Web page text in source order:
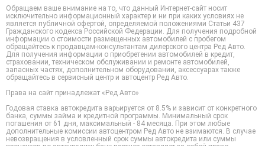
Обращаем ваше внимание на то, что данный Интернет-сайт носит
исключительно информационный характер и ни при каких условиях не
является публичной офертой, определяемой положениями Статьи 437
Гражданского кодекса Российской Федерации. Для получения подробной
информации о стоимости размещенных автомобилей с пробегом
обращайтесь к продавцам-консультантам дилерского центра Ред Авто.
Для получения информации о приобретении автомобилей в кредит,
страховании, техническом обслуживании и ремонте автомобилей,
запасных частях, дополнительном оборудовании, аксессуарах также
обращайтесь в сервисный центр и автоцентр Ред Авто.
Права на сайт принадлежат «Ред Авто»
Годовая ставка автокредита варьируется от 8.5% и зависит от конкретного
банка, суммы займа и кредитной программы. Минимальный срок
погашения от 61 дня, максимальный - 84 месяца. При этом любые
дополнительные комиссии автоцентром Ред Авто не взимаются. В случае
невозвращения в условленный срок суммы автокредита или суммы